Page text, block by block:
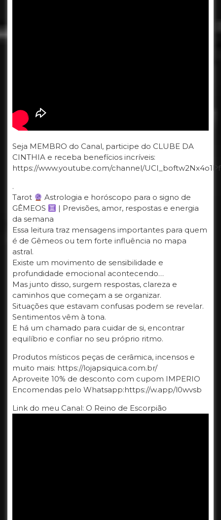
Seja MEMBRO do Canal, participe do CLUBE DA
CINTHIA e receba benefícios incríveis:
https://www.youtube.com/channel/
.
Tarot
Astrologia e horóscopo para o signo de
GÊMEOS
| Previsões, amor, respostas e energia
da semana
Essa leitura traz mensagens importantes para quem
é de Gêmeos ou tem forte influência no mapa
astral.
Existe um movimento de sensibilidade e
profundidade emocional acontecendo…
Mas junto disso, surgem respostas, clareza e
caminhos que começam a se organizar.
Situações que estavam confusas podem se revelar.
Sentimentos vêm à tona.
E há um chamado para cuidar de si, encontrar
equilíbrio e confiar no seu próprio ritmo.
Produtos místicos peças de cerâmica, incensos e
muito mais: https://lojapsiquica.com.br/
Aproveite 10% de desconto com cupom IMPERIO
Encomendas pelo Whatsapp:https://w.app/l0wvsb
Link do meu Canal: O Reino de Escorpião